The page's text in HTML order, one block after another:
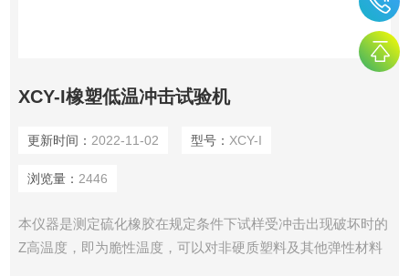
XCY-I橡塑低温冲击试验机
更新时间： 2022-11-02 型号： XCY-I
浏览量： 2446
本仪器是测定硫化橡胶在规定条件下试样受冲击出现破坏时的
Z高温度，即为脆性温度，可以对非硬质塑料及其他弹性材料